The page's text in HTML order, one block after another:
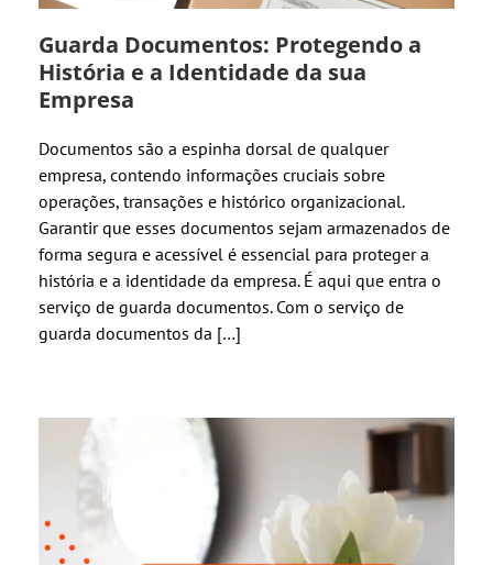
Guarda Documentos: Protegendo a
História e a Identidade da sua
Empresa
Documentos são a espinha dorsal de qualquer
empresa, contendo informações cruciais sobre
operações, transações e histórico organizacional.
Garantir que esses documentos sejam armazenados de
forma segura e acessível é essencial para proteger a
história e a identidade da empresa. É aqui que entra o
serviço de guarda documentos. Com o serviço de
guarda documentos da […]